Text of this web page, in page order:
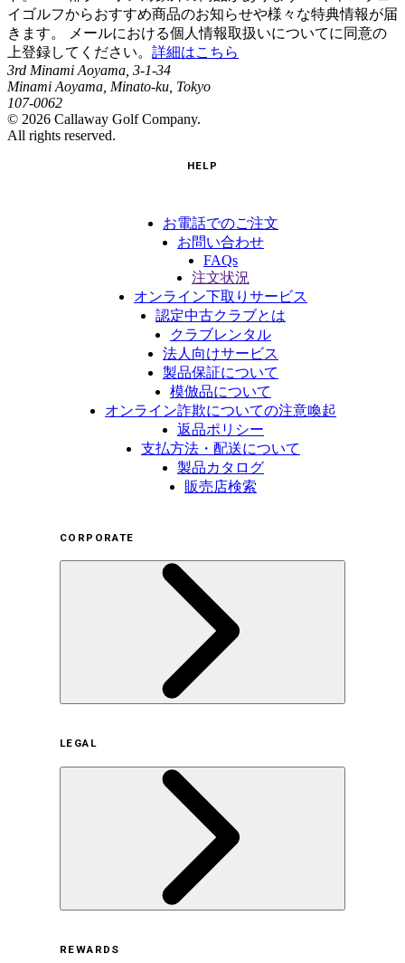
イゴルフからおすすめ商品のお知らせや様々な特典情報が届
きます。 メールにおける個人情報取扱いについてに同意の
上登録してください。 詳細はこちら
3rd Minami Aoyama, 3-1-34
Minami Aoyama, Minato-ku, Tokyo
107-0062
© 2026 Callaway Golf Company.
All rights reserved.
HELP
お電話でのご注文
お問い合わせ
FAQs
注文状況
オンライン下取りサービス
認定中古クラブとは
クラブレンタル
法人向けサービス
製品保証について
模倣品について
オンライン詐欺についての注意喚起
返品ポリシー
支払方法・配送について
製品カタログ
販売店検索
CORPORATE
サステナビリティの取り組み（日本）
サステナビリティの取り組み（米国/英語）
ヒストリー
採用情報
LEGAL
REWARDS